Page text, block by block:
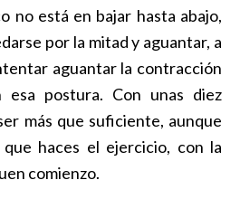
no está en bajar hasta abajo,
por la mitad y aguantar, a
aguantar la contracción
esa postura. Con unas diez
más que suficiente, aunque
haces el ejercicio, con la
comienzo.